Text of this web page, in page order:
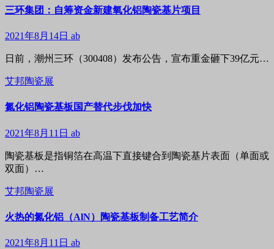
三环集团：自筹资金新建氧化铝陶瓷基片项目
2021年8月14日 ab
日前，潮州三环（300408）发布公告，宣布重金砸下39亿元…
艾邦陶瓷展
​氮化铝陶瓷基板国产替代步伐加快
2021年8月11日 ab
陶瓷基板是指铜箔在高温下直接键合到陶瓷基片表面（单面或
双面）…
艾邦陶瓷展
火热的氮化铝（AlN​）陶瓷基板制备工艺简介
2021年8月11日 ab